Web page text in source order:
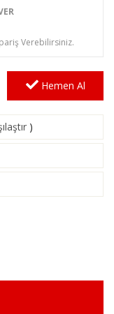
Verebilirsiniz.
Hemen Al
)